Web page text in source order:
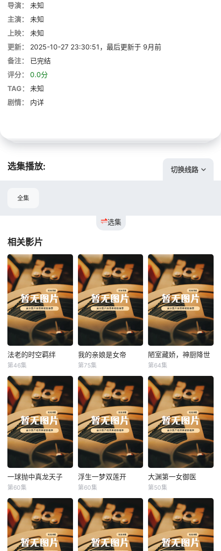
导演：
未知
主演：
未知
上映：
未知
更新：
2025-10-27 23:30:51，最后更新于 9月前
备注：
已完结
评分：
0.0分
TAG：
未知
剧情：
内详
选集播放: 切换线路
选集
全集
相关影片
法老的时空羁绊
法老的时空羁绊
第46集
我的亲娘是女帝
我的亲娘是女帝
第75集
陋室藏娇，神厨降世
陋室藏娇，神厨降世
第64集
一球抛中真龙天子
一球抛中真龙天子
第60集
浮生一梦双莲开
浮生一梦双莲开
第60集
大渊第一女御医
大渊第一女御医
第50集